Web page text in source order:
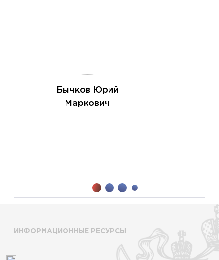
Бычков Юрий
Маркович
ИНФОРМАЦИОННЫЕ РЕСУРСЫ